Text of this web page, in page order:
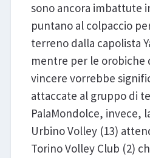
sono ancora imbattute
puntano al colpaccio
terreno dalla capolista
mentre per le orobiche
vincere vorrebbe
attaccate al gruppo di
PalaMondolce, invece,
Urbino Volley (13)
Torino Volley Club (2)